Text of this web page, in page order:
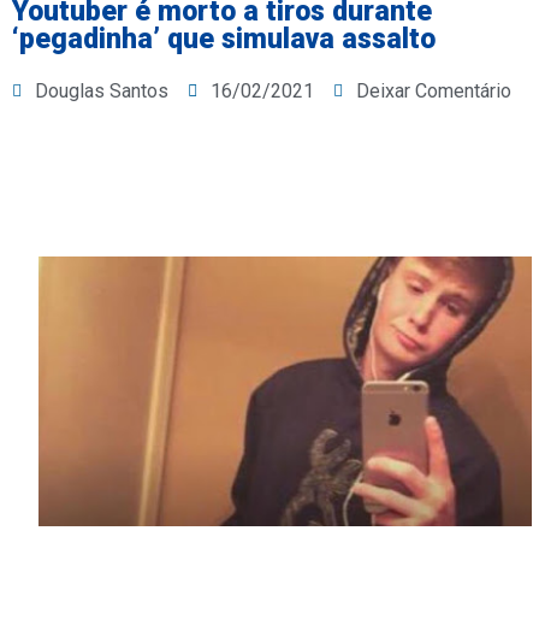
Youtuber é morto a tiros durante
‘pegadinha’ que simulava assalto
Douglas Santos 16/02/2021 Deixar Comentário